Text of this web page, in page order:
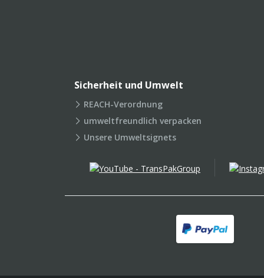
Sicherheit und Umwelt
REACH-Verordnung
umweltfreundlich verpacken
Unsere Umweltsignets